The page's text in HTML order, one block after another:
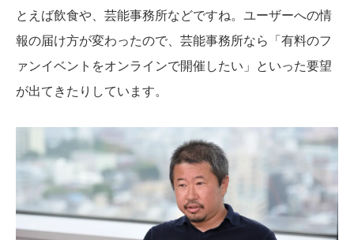
とえば飲食や、芸能事務所などですね。ユーザーへの情
報の届け方が変わったので、芸能事務所なら「有料のフ
ァンイベントをオンラインで開催したい」といった要望
が出てきたりしています。